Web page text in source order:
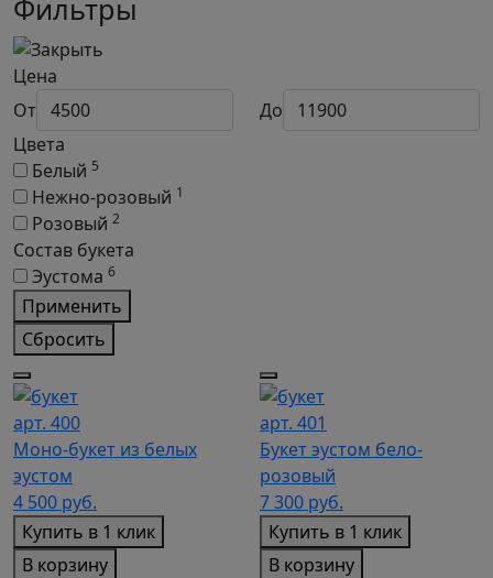
Фильтры
Цена
От
До
Цвета
Белый 5
Нежно-розовый 1
Розовый 2
Состав букета
Эустома 6
Применить
Сбросить
арт. 400
Моно-букет из белых
эустом
4 500 руб.
Купить в 1 клик
В корзину
арт. 401
Букет эустом бело-
розовый
7 300 руб.
Купить в 1 клик
В корзину